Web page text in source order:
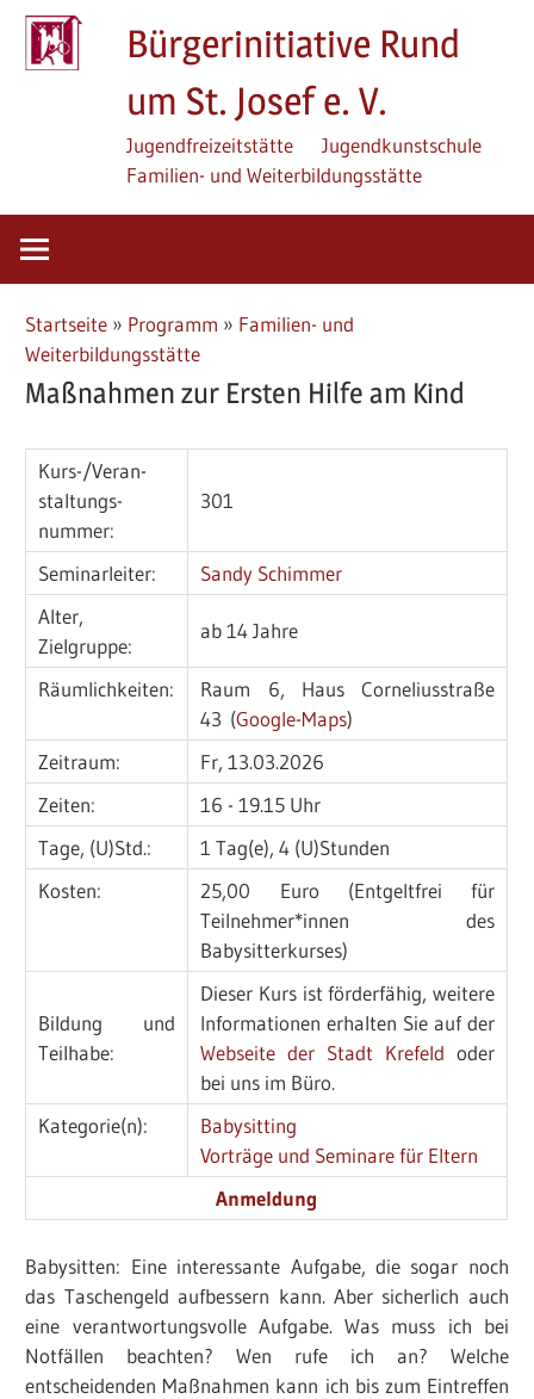
Zum
Inhalt
springen
Bürgerinitiative Rund
um St. Josef e. V.
Jugendfreizeitstätte
Jugendkunstschule
Familien- und Weiterbildungsstätte
Startseite » Programm » Familien- und
Weiterbildungsstätte
Maßnahmen zur Ersten Hilfe am Kind
Kurs-/­Veran­
staltungs­
nummer:
301
Seminarleiter:
Sandy Schimmer
Alter,
Zielgruppe:
ab 14 Jahre
Räumlichkeiten:
Raum 6, Haus Corneliusstraße
43 (Google-Maps)
Zeitraum:
Fr, 13.03.2026
Zeiten:
16 - 19.15 Uhr
Tage, (U)Std.:
1 Tag(e), 4 (U)Stunden
Kosten:
25,00 Euro (Entgeltfrei für
Teilnehmer*innen des
Babysitterkurses)
Bildung und
Teilhabe:
Dieser Kurs ist förderfähig, weitere
Informationen erhalten Sie auf der
Webseite der Stadt Krefeld oder
bei uns im Büro.
Kategorie(n):
Babysitting
Vorträge und Seminare für Eltern
Anmeldung
Babysitten: Eine interessante Aufgabe, die sogar noch
das Taschengeld aufbessern kann. Aber sicherlich auch
eine verantwortungsvolle Aufgabe. Was muss ich bei
Notfällen beachten? Wen rufe ich an? Welche
entscheidenden Maßnahmen kann ich bis zum Eintreffen